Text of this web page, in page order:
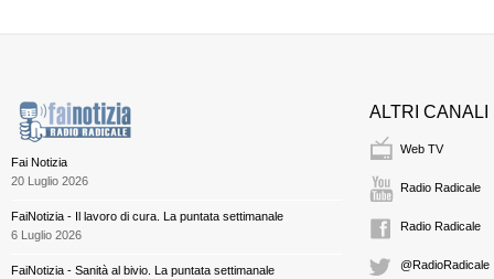
Fai Notizia
20 Luglio 2026
FaiNotizia - Il lavoro di cura. La puntata settimanale
6 Luglio 2026
FaiNotizia - Sanità al bivio. La puntata settimanale
ALTRI CANALI
Web TV
Radio Radicale
Radio Radicale
@RadioRadicale